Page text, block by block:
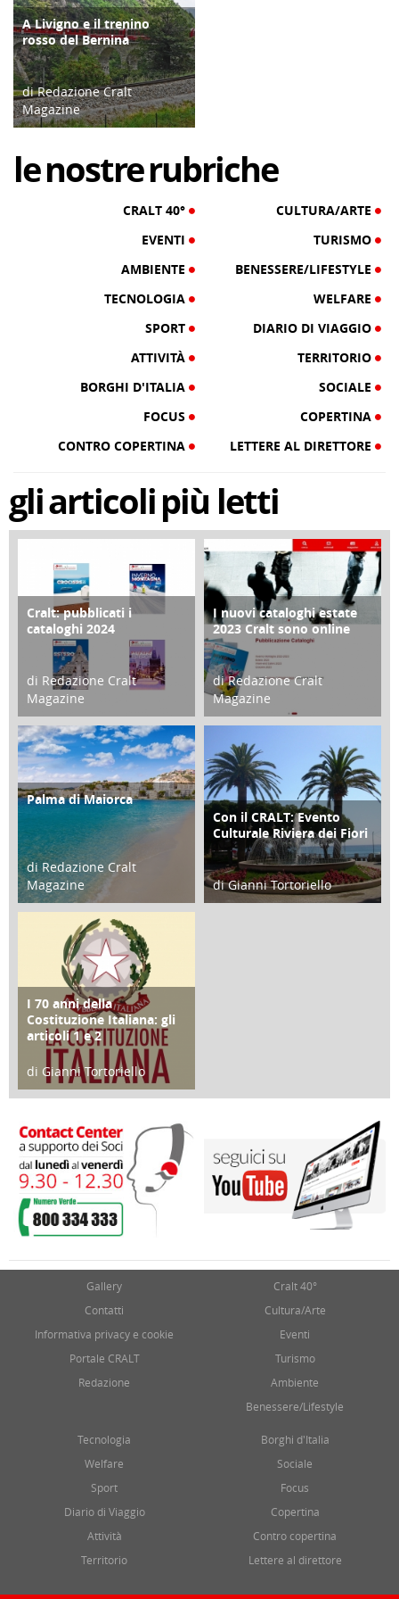
ATTIVITÀ
A Livigno e il trenino
rosso del Bernina
di Redazione Cralt
Magazine
lenostrerubriche
CRALT 40°
CULTURA/ARTE
EVENTI
TURISMO
AMBIENTE
BENESSERE/LIFESTYLE
TECNOLOGIA
WELFARE
SPORT
DIARIO DI VIAGGIO
ATTIVITÀ
TERRITORIO
BORGHI D'ITALIA
SOCIALE
FOCUS
COPERTINA
CONTRO COPERTINA
LETTERE AL DIRETTORE
gliarticolipiù letti
COPERTINA
Cralt: pubblicati i
cataloghi 2024
di Redazione Cralt
Magazine
21 Novembre 2023
CONTRO COPERTINA
I nuovi cataloghi estate
2023 Cralt sono online
di Redazione Cralt
Magazine
07 Marzo 2023
ATTIVITÀ
Palma di Maiorca
di Redazione Cralt
Magazine
25 Giugno 2016
ATTIVITÀ
Con il CRALT: Evento
Culturale Riviera dei Fiori
di Gianni Tortoriello
FOCUS
I 70 anni della
Costituzione Italiana: gli
articoli 1 e 2
di Gianni Tortoriello
17 Marzo 2018
Gallery
Contatti
Informativa privacy e cookie
Portale CRALT
Redazione
Cralt 40°
Cultura/Arte
Eventi
Turismo
Ambiente
Benessere/Lifestyle
Tecnologia
Welfare
Sport
Diario di Viaggio
Attività
Territorio
Borghi d'Italia
Sociale
Focus
Copertina
Contro copertina
Lettere al direttore